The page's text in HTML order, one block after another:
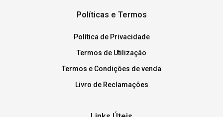
Políticas e Termos
Política de Privacidade
Termos de Utilização
Termos e Condições de venda
Livro de Reclamações